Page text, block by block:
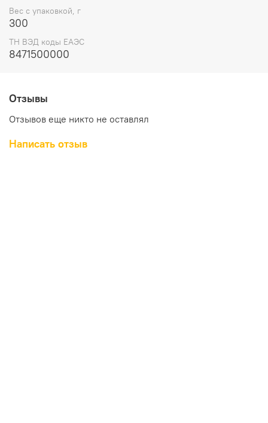
Вес с упаковкой, г
300
ТН ВЭД коды ЕАЭС
8471500000
Отзывы
Отзывов еще никто не оставлял
Написать отзыв